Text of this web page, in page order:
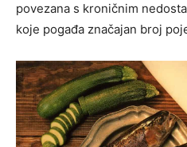
povezana s kroničnim
koje pogađa značajan broj